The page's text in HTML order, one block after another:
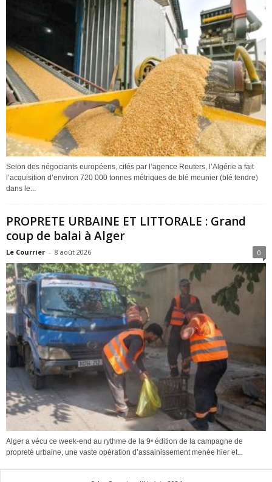
Selon des négociants européens, cités par l’agence Reuters, l’Algérie a fait
l’acquisition d’environ 720 000 tonnes métriques de blé meunier (blé tendre)
dans le...
PROPRETE URBAINE ET LITTORALE : Grand
coup de balai à Alger
Le Courrier - 8 août 2026 0
Alger a vécu ce week-end au rythme de la 9ᵉ édition de la campagne de
propreté urbaine, une vaste opération d’assainissement menée hier et...